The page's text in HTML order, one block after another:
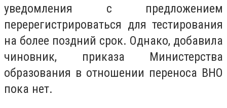
уведомления с предложением
перерегистрироваться для тестирования
на более поздний срок. Однако, добавила
чиновник, приказа Министерства
образования в отношении переноса ВНО
пока нет.